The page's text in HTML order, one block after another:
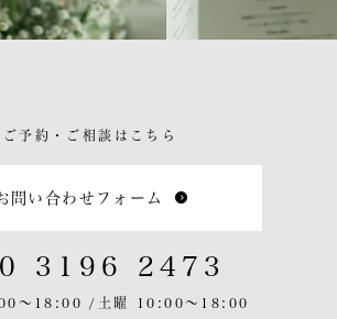
ご予約・ご相談はこちら
問い合わせフォーム
3196 2473
〜18:00 / 土曜 10:00〜18:00